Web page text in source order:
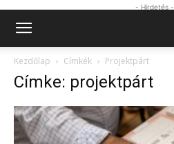
- Hirdetés -
Kezdőlap Címkék Projektpárt
Címke: projektpárt